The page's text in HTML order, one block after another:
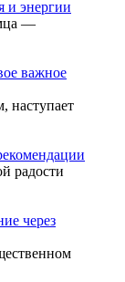
и энергии
—
важное
наступает
радости
через